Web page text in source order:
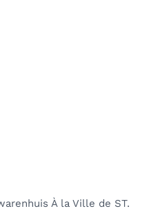
À la Ville de ST.